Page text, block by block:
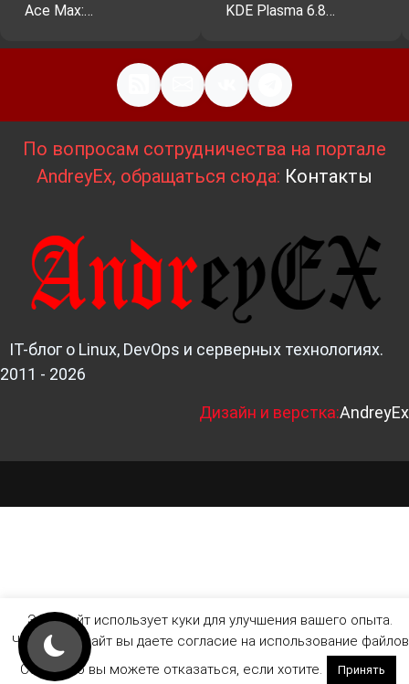
Ace Max:…
KDE Plasma 6.8…
По вопросам сотрудничества на портале
AndreyEx, обращаться сюда: Контакты
IT-блог о Linux, DevOps и серверных технологиях.
2011 - 2026
Дизайн и верстка:AndreyEx
Этот сайт использует куки для улучшения вашего опыта.
Читая этот сайт вы даете согласие на использование файлов
Cookie, но вы можете отказаться, если хотите.
Принять